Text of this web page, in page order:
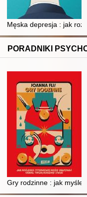
historia Argentyny
Męska depresja : jak
PORADNIKI
Gry rodzinne : jak